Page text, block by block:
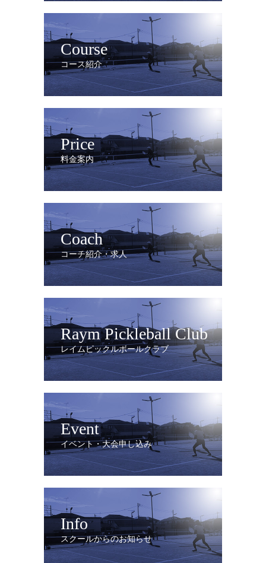
Course
コース紹介
Price
料金案内
Coach
コーチ紹介・求人
Raym Pickleball Club
レイムピックルボールクラブ
Event
イベント・大会申し込み
Info
スクールからのお知らせ